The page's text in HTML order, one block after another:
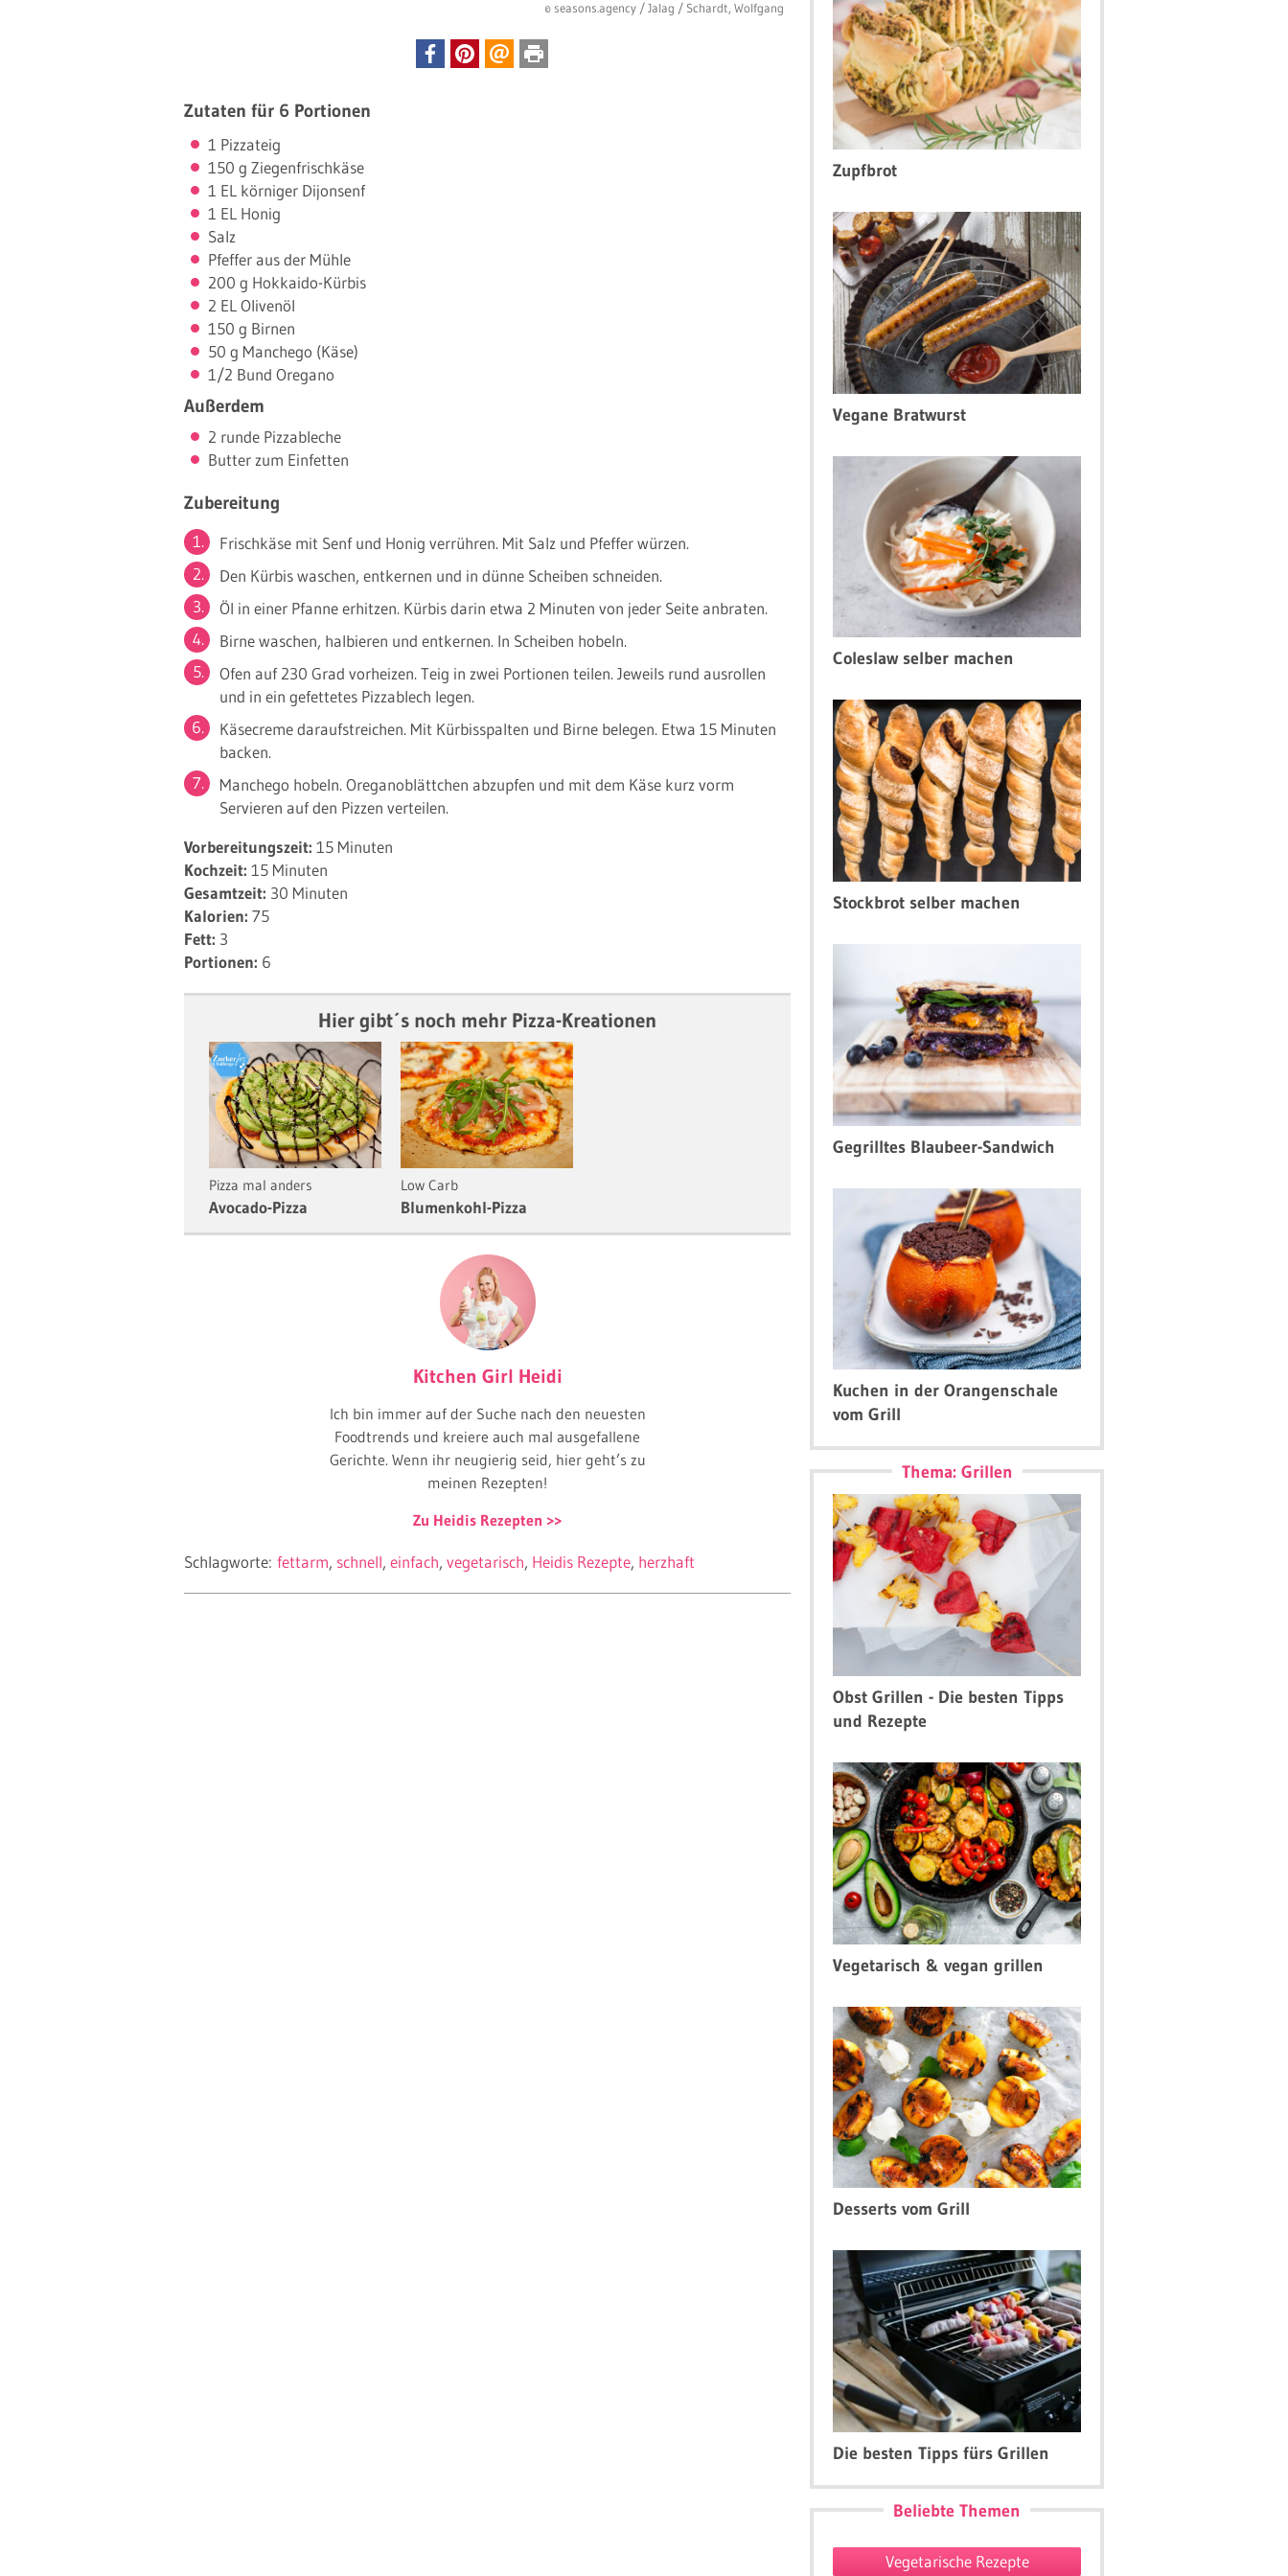
© seasons.agency / Jalag / Schardt, Wolfgang
Zutaten für 6 Portionen
1 Pizzateig
150 g Ziegenfrischkäse
1 EL körniger Dijonsenf
1 EL Honig
Salz
Pfeffer aus der Mühle
200 g Hokkaido-Kürbis
2 EL Olivenöl
150 g Birnen
50 g Manchego (Käse)
1/2 Bund Oregano
Außerdem
2 runde Pizzableche
Butter zum Einfetten
Zubereitung
Frischkäse mit Senf und Honig verrühren. Mit Salz und Pfeffer würzen.
Den Kürbis waschen, entkernen und in dünne Scheiben schneiden.
Öl in einer Pfanne erhitzen. Kürbis darin etwa 2 Minuten von jeder Seite anbraten.
Birne waschen, halbieren und entkernen. In Scheiben hobeln.
Ofen auf 230 Grad vorheizen. Teig in zwei Portionen teilen. Jeweils rund ausrollen
und in ein gefettetes Pizzablech legen.
Käsecreme daraufstreichen. Mit Kürbisspalten und Birne belegen. Etwa 15 Minuten
backen.
Manchego hobeln. Oreganoblättchen abzupfen und mit dem Käse kurz vorm
Servieren auf den Pizzen verteilen.
Vorbereitungszeit: 15 Minuten
Kochzeit: 15 Minuten
Gesamtzeit: 30 Minuten
Kalorien: 75
Fett: 3
Portionen: 6
Hier gibt´s noch mehr Pizza-Kreationen
Pizza mal anders
Avocado-Pizza
Low Carb
Blumenkohl-Pizza
Kitchen Girl Heidi
Ich bin immer auf der Suche nach den neuesten
Foodtrends und kreiere auch mal ausgefallene
Gerichte. Wenn ihr neugierig seid, hier geht’s zu
meinen Rezepten!
Zu Heidis Rezepten
Schlagworte: fettarm schnell einfach vegetarisch Heidis Rezepte herzhaft
Zupfbrot
Vegane Bratwurst
Coleslaw selber machen
Stockbrot selber machen
Gegrilltes Blaubeer-Sandwich
Kuchen in der Orangenschale
vom Grill
Thema: Grillen
Obst Grillen - Die besten Tipps
und Rezepte
Vegetarisch & vegan grillen
Desserts vom Grill
Die besten Tipps fürs Grillen
Beliebte Themen
Vegetarische Rezepte